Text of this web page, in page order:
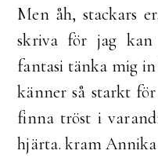
Men åh, stackars
skriva för jag
fantasi tänka mig
känner så starkt
finna tröst i
hjärta. kram Annika